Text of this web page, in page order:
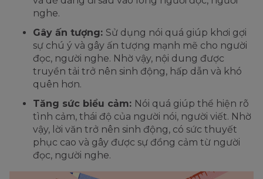
nghe.
Gây ấn tượng: Sử dụng nói quá giúp khơi gợi
sự chú ý và gây ấn tượng mạnh mẽ cho người
đọc, người nghe. Nhờ vậy, nội dung được
truyền tải trở nên sinh động, hấp dẫn và khó
quên hơn.
Tăng sức biểu cảm: Nói quá giúp thể hiện rõ
tình cảm, thái độ của người nói, người viết. Nhờ
vậy, lời văn trở nên sinh động, có sức thuyết
phục cao và gây được sự đồng cảm từ người
đọc, người nghe.